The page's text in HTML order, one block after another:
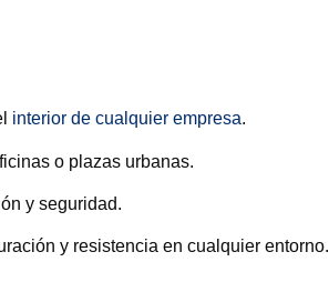
interior de cualquier empresa.
o plazas urbanas.
y seguridad.
y resistencia en cualquier entorno.